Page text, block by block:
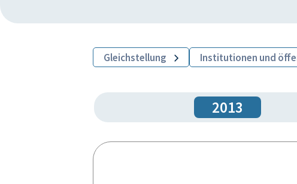
Gleichstellung Institutionen und
2013